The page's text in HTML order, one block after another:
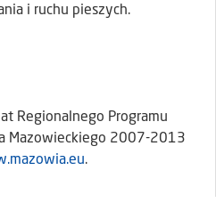
i ruchu pieszych.
Regionalnego Programu
Mazowieckiego 2007-2013
.